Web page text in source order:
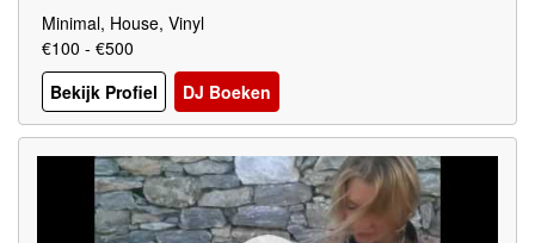
Minimal, House, Vinyl
€100 - €500
Bekijk Profiel
DJ Boeken